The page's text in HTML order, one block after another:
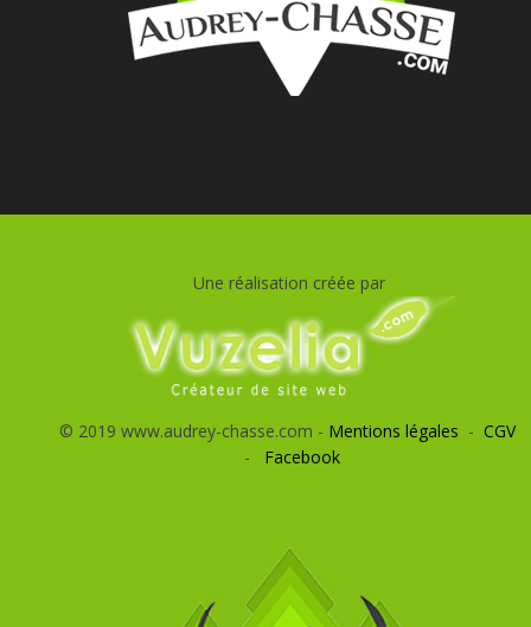
Une réalisation créée par
© 2019 www.audrey-chasse.com - Mentions légales - CGV
- Facebook